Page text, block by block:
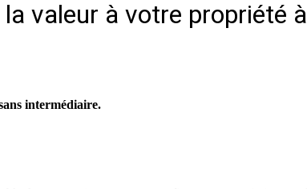
valeur à votre propriété
intermédiaire.